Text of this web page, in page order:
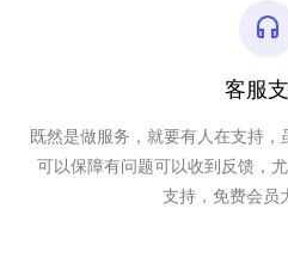
客服
既然是做服务，就要有人在支持
可以保障有问题可以收到反馈，
支持，免费会员